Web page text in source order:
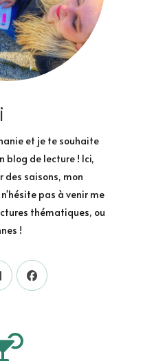
et je te souhaite
blog de lecture ! Ici,
saisons, mon
pas à venir me
thématiques, ou
!